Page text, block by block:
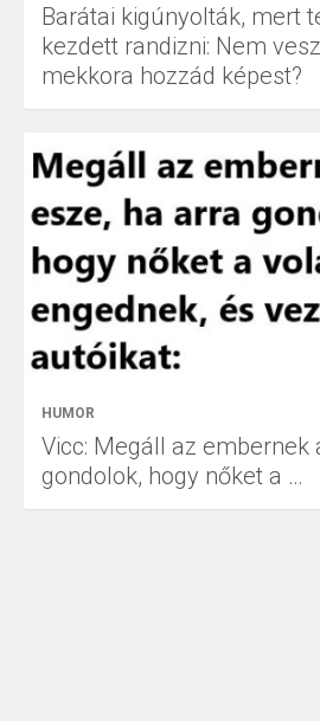
Barátai kigúnyolták, mert
kezdett randizni: Nem
mekkora hozzád képest?
HUMOR
Vicc: Megáll az embernek
gondolok, hogy nőket a …